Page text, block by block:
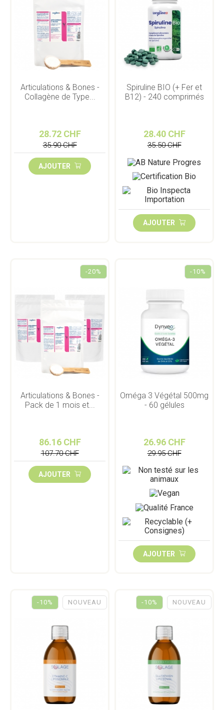
Articulations & Bones -
Collagène de Type...
28.72 CHF
35.90 CHF
AJOUTER
Spiruline BIO (+ Fer et
B12) - 240 comprimés
28.40 CHF
35.50 CHF
AJOUTER
-20%
Articulations & Bones -
Pack de 1 mois et...
86.16 CHF
107.70 CHF
AJOUTER
-10%
Oméga 3 Végétal 500mg
- 60 gélules
26.96 CHF
29.95 CHF
AJOUTER
-10% NOUVEAU -10% NOUVEAU